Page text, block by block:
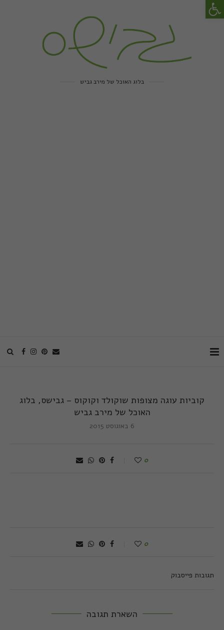
בלוג האוכל של מירב גביש
קוביות עוגה מצופות שוקולד וקוקוס – גבישס, בלוג
האוכל של מירב גביש
6 באוגוסט 2015
0
0
תגובות פייסבוק
השארת תגובה